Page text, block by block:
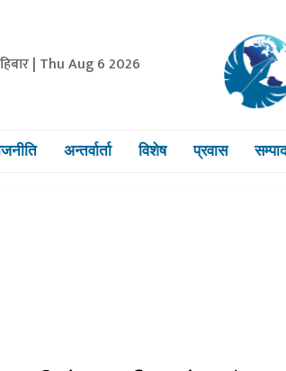
| Thu Aug 6 2026
अन्तर्वार्ता विशेष प्रवास